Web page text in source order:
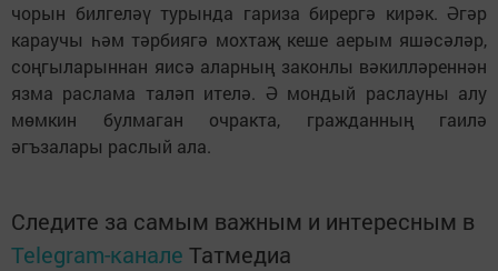
чорын билгеләү турында гариза бирергә кирәк. Әгәр
караучы һәм тәрбиягә мохтаҗ кеше аерым яшәсәләр,
соңгыларыннан яисә аларның законлы вәкилләреннән
язма раслама таләп ителә. Ә мондый раслауны алу
мөмкин булмаган очракта, гражданның гаилә
әгъзалары раслый ала.
Следите за самым важным и интересным в
Telegram-канале Татмедиа